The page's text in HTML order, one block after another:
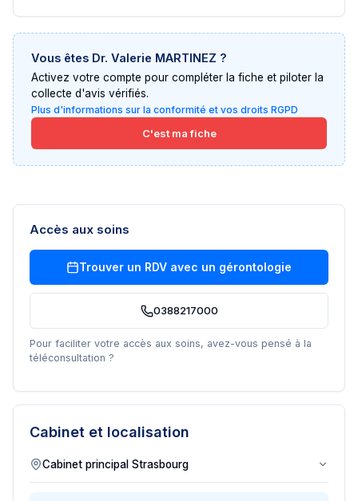
Vous êtes Dr. Valerie MARTINEZ ?
Activez votre compte pour compléter la fiche et piloter la
collecte d'avis vérifiés.
Plus d'informations sur la conformité et vos droits RGPD
C'est ma fiche
Accès aux soins
Trouver un RDV avec un gérontologie
0388217000
Pour faciliter votre accès aux soins, avez-vous pensé à la
téléconsultation ?
Cabinet et localisation